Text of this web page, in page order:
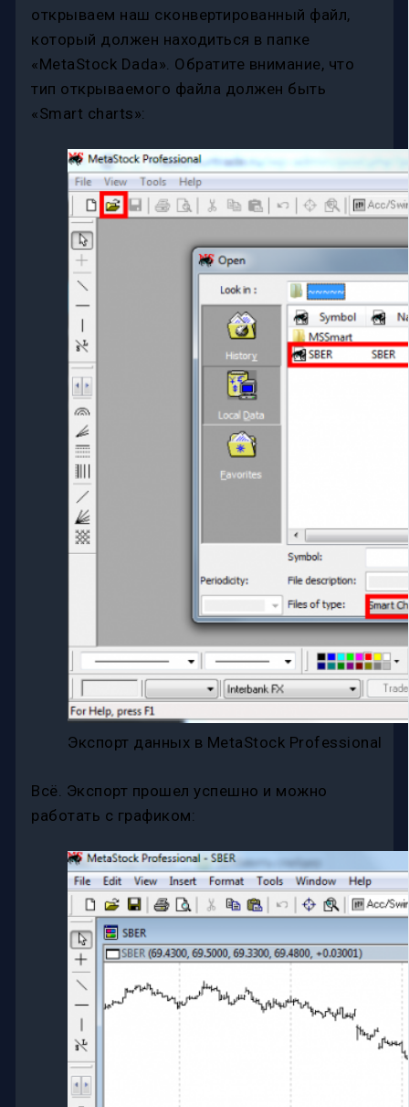
открываем наш сконвертированный файл,
который должен находиться в папке
«MetaStock Dada». Обратите внимание, что
тип открываемого файла должен быть
«Smart charts»:
Экспорт данных в MetaStock Professional
Всё. Экспорт прошел успешно и можно
работать с графиком: